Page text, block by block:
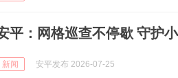
平：网格巡查不停歇 守护
新闻 安平发布 2026-07-25